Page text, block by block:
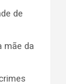
de
mãe da